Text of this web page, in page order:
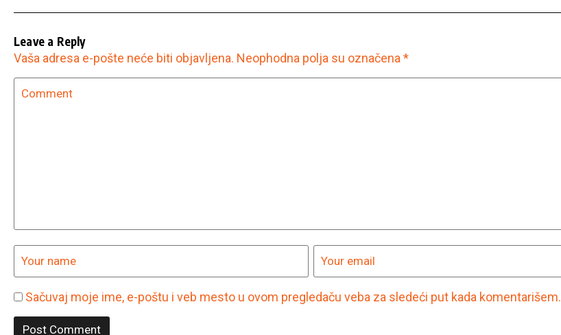
Leave a Reply
Vaša adresa e-pošte neće biti objavljena. Neophodna polja su označena *
Sačuvaj moje ime, e-poštu i veb mesto u ovom pregledaču veba za sledeći put kada komentarišem.